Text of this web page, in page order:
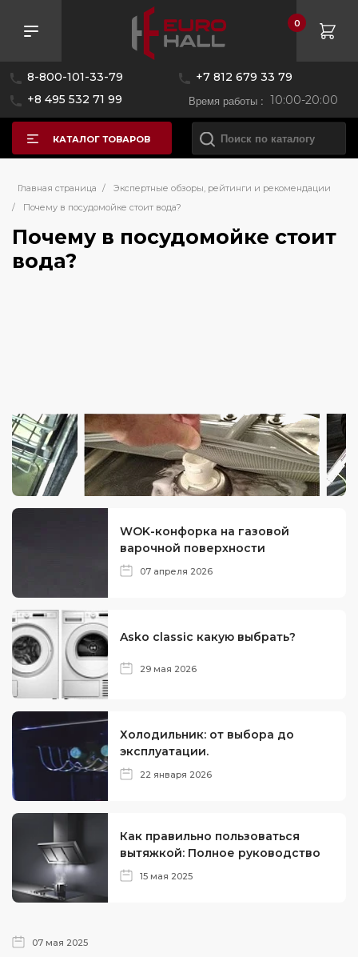
8-800-101-33-79
+7 812 679 33 79
+8 495 532 71 99
Время работы : 10:00-20:00
0
КАТАЛОГ ТОВАРОВ
Главная страница /
Экспертные обзоры, рейтинги и рекомендации
/
Почему в посудомойке стоит вода?
Почему в посудомойке стоит
вода?
WOK-конфорка на газовой
варочной поверхности
07 апреля 2026
Asko classic какую выбрать?
29 мая 2026
Холодильник: от выбора до
эксплуатации.
22 января 2026
Как правильно пользоваться
вытяжкой: Полное руководство
15 мая 2025
07 мая 2025